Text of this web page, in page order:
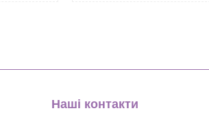
Наші контакти